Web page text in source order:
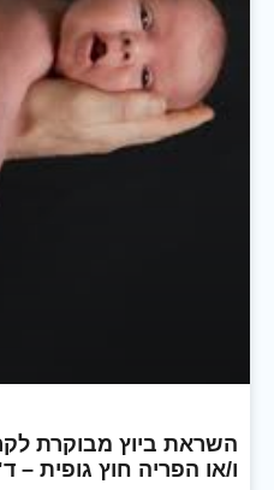
השראת ביוץ מבוקרת
ו/או הפריה חוץ גופית –